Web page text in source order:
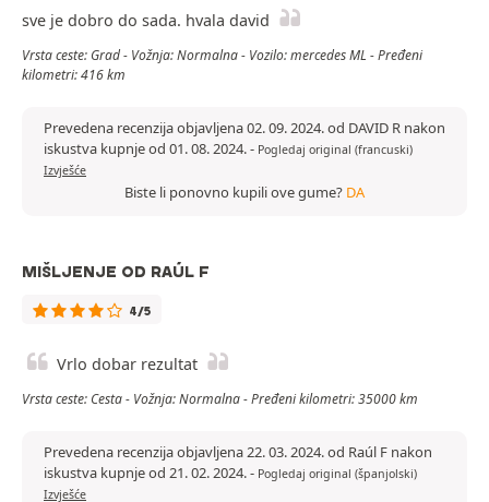
sve je dobro do sada. hvala david
Vrsta ceste: Grad - Vožnja: Normalna - Vozilo: mercedes ML - Pređeni
kilometri: 416 km
Prevedena recenzija objavljena 02. 09. 2024. od DAVID R nakon
iskustva kupnje od 01. 08. 2024.- Pogledaj original (francuski)
Izvješće
Biste li ponovno kupili ove gume? DA
MIŠLJENJE OD RAÚL F
4/5
Vrlo dobar rezultat
Vrsta ceste: Cesta - Vožnja: Normalna - Pređeni kilometri: 35000 km
Prevedena recenzija objavljena 22. 03. 2024. od Raúl F nakon
iskustva kupnje od 21. 02. 2024.- Pogledaj original (španjolski)
Izvješće